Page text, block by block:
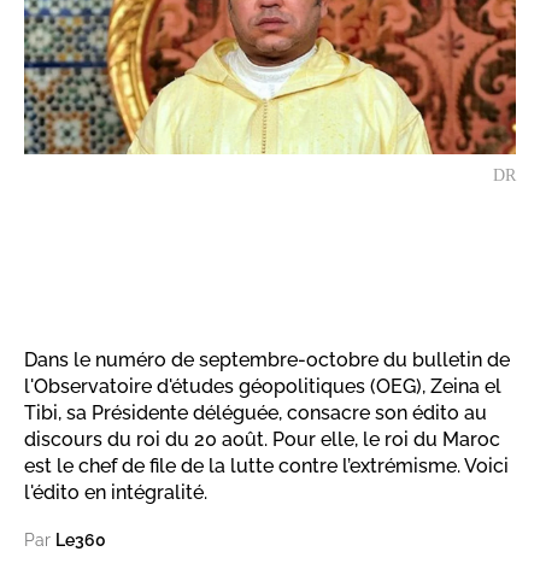
DR
Dans le numéro de septembre-octobre du bulletin de
l'Observatoire d'études géopolitiques (OEG), Zeina el
Tibi, sa Présidente déléguée, consacre son édito au
discours du roi du 20 août. Pour elle, le roi du Maroc
est le chef de file de la lutte contre l’extrémisme. Voici
l'édito en intégralité.
Par Le360